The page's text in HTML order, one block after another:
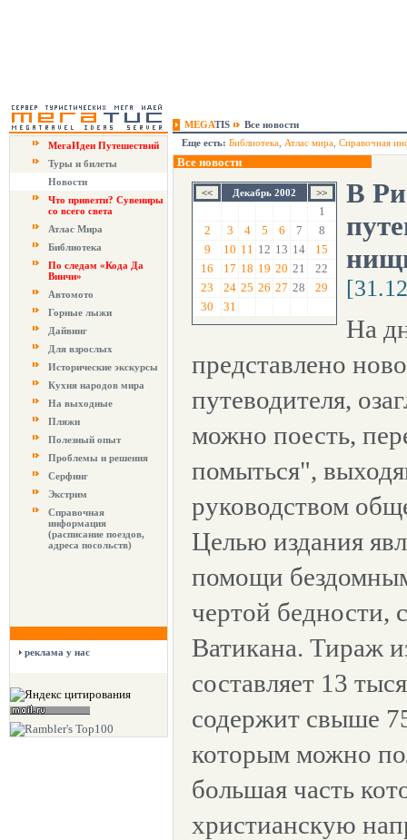
MEGATIS
Все новости
МегаИдеи Путешествий
Туры и билеты
Новости
Что привезти? Сувениры
со всего света
Атлас Мира
Библиотека
По следам «Кода Да
Винчи»
Автомото
Горные лыжи
Дайвинг
Для взрослых
Исторические экскурсы
Кухня народов мира
На выходные
Пляжи
Полезный опыт
Проблемы и решения
Серфинг
Экстрим
Справочная
информация
(расписание поездов,
адреса посольств)
реклама у нас
Еще есть: Библиотека Атлас мира Справочная
Все новости
Декабрь 2002
1
2
3 4 5 6 7
8
9
10 11 12 13 14
15
16
17 18 19 20 21
22
23
24 25 26 27 28
29
30
31
В
На
представлено
путеводителя,
можно поесть,
помыться",
руководством
Целью издания
помощи
чертой бедности,
Ватикана. Тираж
составляет 13
содержит свыше
которым можно
большая часть
христианскую